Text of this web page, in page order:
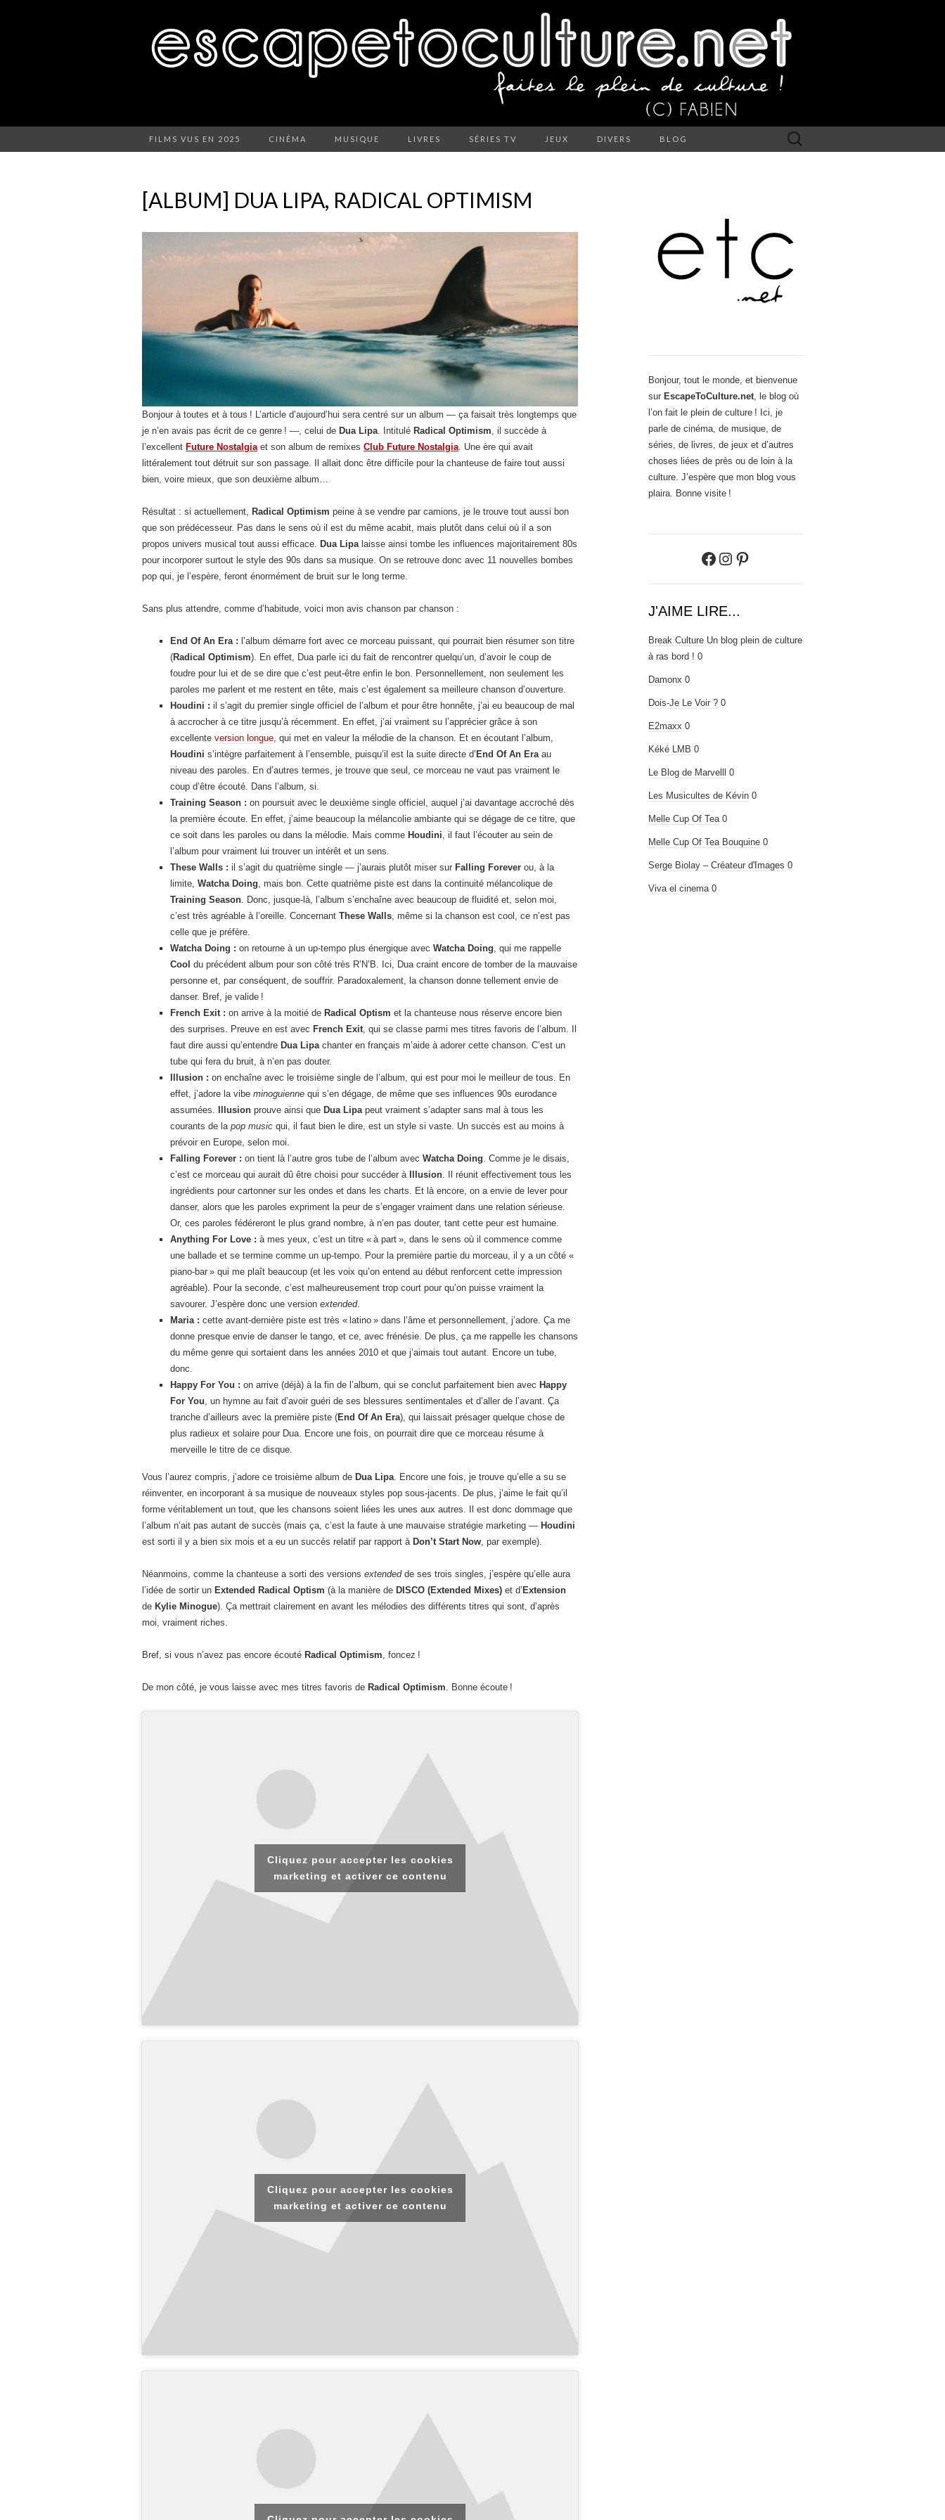
FILMS VUS EN 2025 CINÉMA MUSIQUE LIVRES SÉRIES TV JEUX DIVERS BLOG Rechercher :
[ALBUM] DUA LIPA, RADICAL OPTIMISM
Bonjour à toutes et à tous ! L’article d’aujourd’hui sera centré sur un album — ça faisait très longtemps que
je n’en avais pas écrit de ce genre ! —, celui de Dua Lipa . Intitulé Radical Optimism , il succède à
l’excellent Future Nostalgia et son album de remixes Club Future Nostalgia . Une ère qui avait
littéralement tout détruit sur son passage. Il allait donc être difficile pour la chanteuse de faire tout aussi
bien, voire mieux, que son deuxième album…
Résultat : si actuellement, Radical Optimism peine à se vendre par camions, je le trouve tout aussi bon
que son prédécesseur. Pas dans le sens où il est du même acabit, mais plutôt dans celui où il a son
propos univers musical tout aussi efficace.
Dua Lipa laisse ainsi tombe les influences majoritairement 80s
pour incorporer surtout le style des 90s dans sa musique. On se retrouve donc avec 11 nouvelles bombes
pop qui, je l’espère, feront énormément de bruit sur le long terme.
Sans plus attendre, comme d’habitude, voici mon avis chanson par chanson :
End Of An Era : l’album démarre fort avec ce morceau puissant, qui pourrait bien résumer son titre
(Radical Optimism). En effet, Dua parle ici du fait de rencontrer quelqu’un, d’avoir le coup de
foudre pour lui et de se dire que c’est peut-être enfin le bon. Personnellement, non seulement les
paroles me parlent et me restent en tête, mais c’est également sa meilleure chanson d’ouverture.
Houdini : il s’agit du premier single officiel de l’album et pour être honnête, j’ai eu beaucoup de mal
à accrocher à ce titre jusqu’à récemment. En effet, j’ai vraiment su l’apprécier grâce à son
excellente version longue , qui met en valeur la mélodie de la chanson. Et en écoutant l’album,
Houdini s’intègre parfaitement à l’ensemble, puisqu’il est la suite directe d’ End Of An Era au
niveau des paroles. En d’autres termes, je trouve que seul, ce morceau ne vaut pas vraiment le
coup d’être écouté. Dans l’album, si.
Training Season : on poursuit avec le deuxième single officiel, auquel j’ai davantage accroché dès
la première écoute. En effet, j’aime beaucoup la mélancolie ambiante qui se dégage de ce titre, que
ce soit dans les paroles ou dans la mélodie. Mais comme Houdini , il faut l’écouter au sein de
l’album pour vraiment lui trouver un intérêt et un sens.
These Walls : il s’agit du quatrième single — j’aurais plutôt miser sur Falling Forever ou, à la
limite, Watcha Doing , mais bon. Cette quatrième piste est dans la continuité mélancolique de
Training Season . Donc, jusque-là, l’album s’enchaîne avec beaucoup de fluidité et, selon moi,
c’est très agréable à l’oreille. Concernant These Walls , même si la chanson est cool, ce n’est pas
celle que je préfère.
Watcha Doing : on retourne à un up-tempo plus énergique avec Watcha Doing , qui me rappelle
Cool du précédent album pour son côté très R’N’B. Ici, Dua craint encore de tomber de la mauvaise
personne et, par conséquent, de souffrir. Paradoxalement, la chanson donne tellement envie de
danser. Bref, je valide !
French Exit : on arrive à la moitié de Radical Optism et la chanteuse nous réserve encore bien
des surprises. Preuve en est avec French Exit , qui se classe parmi mes titres favoris de l’album. Il
faut dire aussi qu’entendre Dua Lipa chanter en français m’aide à adorer cette chanson. C’est un
tube qui fera du bruit, à n’en pas douter.
Illusion : on enchaîne avec le troisième single de l’album, qui est pour moi le meilleur de tous. En
effet, j’adore la vibe minoguienne qui s’en dégage, de même que ses influences 90s eurodance
assumées.
Illusion prouve ainsi que Dua Lipa peut vraiment s’adapter sans mal à tous les
courants de la pop music qui, il faut bien le dire, est un style si vaste. Un succès est au moins à
prévoir en Europe, selon moi.
Falling Forever : on tient là l’autre gros tube de l’album avec Watcha Doing . Comme je le disais,
c’est ce morceau qui aurait dû être choisi pour succéder à
Illusion . Il réunit effectivement tous les
ingrédients pour cartonner sur les ondes et dans les charts. Et là encore, on a envie de lever pour
danser, alors que les paroles expriment la peur de s’engager vraiment dans une relation sérieuse.
Or, ces paroles fédéreront le plus grand nombre, à n’en pas douter, tant cette peur est humaine.
Anything For Love : à mes yeux, c’est un titre « à part », dans le sens où il commence comme
une ballade et se termine comme un up-tempo. Pour la première partie du morceau, il y a un côté «
piano-bar » qui me plaît beaucoup (et les voix qu’on entend au début renforcent cette impression
agréable). Pour la seconde, c’est malheureusement trop court pour qu’on puisse vraiment la
savourer. J’espère donc une version extended.
Maria : cette avant-dernière piste est très « latino » dans l’âme et personnellement, j’adore. Ça me
donne presque envie de danser le tango, et ce, avec frénésie. De plus, ça me rappelle les chansons
du même genre qui sortaient dans les années 2010 et que j’aimais tout autant. Encore un tube,
donc.
Happy For You : on arrive (déjà) à la fin de l’album, qui se conclut parfaitement bien avec Happy
For You , un hymne au fait d’avoir guéri de ses blessures sentimentales et d’aller de l’avant. Ça
tranche d’ailleurs avec la première piste (End Of An Era), qui laissait présager quelque chose de
plus radieux et solaire pour Dua. Encore une fois, on pourrait dire que ce morceau résume à
merveille le titre de ce disque.
Vous l’aurez compris, j’adore ce troisième album de Dua Lipa . Encore une fois, je trouve qu’elle a su se
réinventer, en incorporant à sa musique de nouveaux styles pop sous-jacents. De plus, j’aime le fait qu’il
forme véritablement un tout, que les chansons soient liées les unes aux autres. Il est donc dommage que
l’album n’ait pas autant de succès (mais ça, c’est la faute à une mauvaise stratégie marketing — Houdini
est sorti il y a bien six mois et a eu un succès relatif par rapport à Don’t Start Now , par exemple).
Néanmoins, comme la chanteuse a sorti des versions extendedde ses trois singles, j’espère qu’elle aura
l’idée de sortir un Extended Radical Optism (à la manière de DISCO (Extended Mixes) et d’ Extension
de Kylie Minogue). Ça mettrait clairement en avant les mélodies des différents titres qui sont, d’après
moi, vraiment riches.
Bref, si vous n’avez pas encore écouté Radical Optimism , foncez !
De mon côté, je vous laisse avec mes titres favoris de Radical Optimism . Bonne écoute !
Cliquez pour accepter les cookies
marketing et activer ce contenu
Cliquez pour accepter les cookies
marketing et activer ce contenu
Bonjour, tout le monde, et bienvenue
sur EscapeToCulture.net , le blog où
l’on fait le plein de culture ! Ici, je
parle de cinéma, de musique, de
séries, de livres, de jeux et d’autres
choses liées de près ou de loin à la
culture. J’espère que mon blog vous
plaira. Bonne visite !
Facebook
Instagram
Pinterest
J'AIME LIRE...
Break Culture Un blog plein de culture
à ras bord ! 0
Damonx 0
Dois-Je Le Voir ? 0
E2maxx 0
Kéké LMB 0
Le Blog de Marvelll 0
Les Musicultes de Kévin 0
Melle Cup Of Tea 0
Melle Cup Of Tea Bouquine 0
Serge Biolay – Créateur d'Images 0
Viva el cinema 0